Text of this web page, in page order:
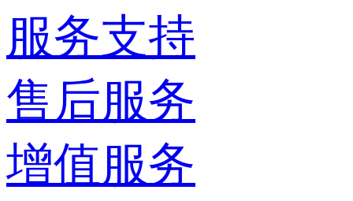
服务支持
售后服务
增值服务